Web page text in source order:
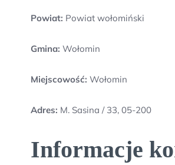
Powiat: Powiat wołomiński
Gmina: Wołomin
Miejscowość: Wołomin
Adres: M. Sasina / 33, 05-200
Informacje